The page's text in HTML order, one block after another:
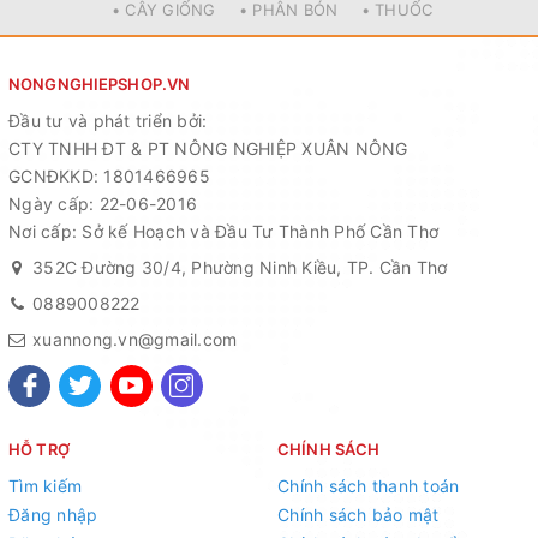
B) pha tương ứng 200-220 lít nước lã
Dùng bút đo TDS để kiểm soát nồng độ dinh dưỡng, ngưỡng
phù hợp cho rau ăn lá dao động từ 700-1.200ppm, giai đoạn
cây nhỏ nên điều chỉnh nồng độ dinh dưỡng thấp hơn ở giai
đoạn cây trưởng thành.
Lưu ý:
Lắc đều 2 bình cốt trước khi pha, không được trộn lẫn 2 loại
nước cốt Group A và Group B vào chung với nhau dễ tạo thành
Bảo quản sản phẩm nơi khô mát, tránh xa tầm tay trẻ em.
Tư vấn bán hàng:
Zalo:
0889 008 222
• CÂY GIỐNG • PHÂN BÓN • THUỐC
NONGNGHIEPSHOP.VN
Đầu tư và phát triển bởi:
CTY TNHH ĐT & PT NÔNG NGHIỆP XUÂN NÔNG
GCNĐKKD: 1801466965
Ngày cấp: 22-06-2016
Nơi cấp: Sở kế Hoạch và Đầu Tư Thành Phố Cần Thơ
352C Đường 30/4, Phường Ninh Kiều, TP. Cần Thơ
0889008222
xuannong.vn@gmail.com
HỖ TRỢ
Tìm kiếm
Đăng nhập
CHÍNH SÁCH
Chính sách thanh toán
Chính sách bảo mật